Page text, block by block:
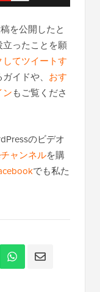
を公開したと
ったことを願
てツイートす
イドや、 おす
ンもご覧くださ
のビデオ
ャンネルを購
でも私た